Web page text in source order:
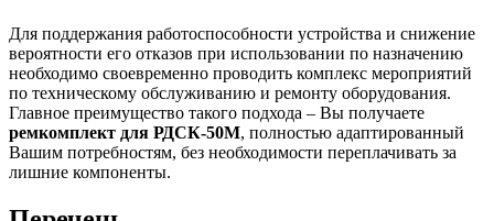
Для поддержания работоспособности устройства и снижение
вероятности его отказов при использовании по назначению
необходимо своевременно проводить комплекс мероприятий
по техническому обслуживанию и ремонту оборудования.
Главное преимущество такого подхода – Вы получаете
ремкомплект для РДСК-50М, полностью адаптированный
Вашим потребностям, без необходимости переплачивать за
лишние компоненты.